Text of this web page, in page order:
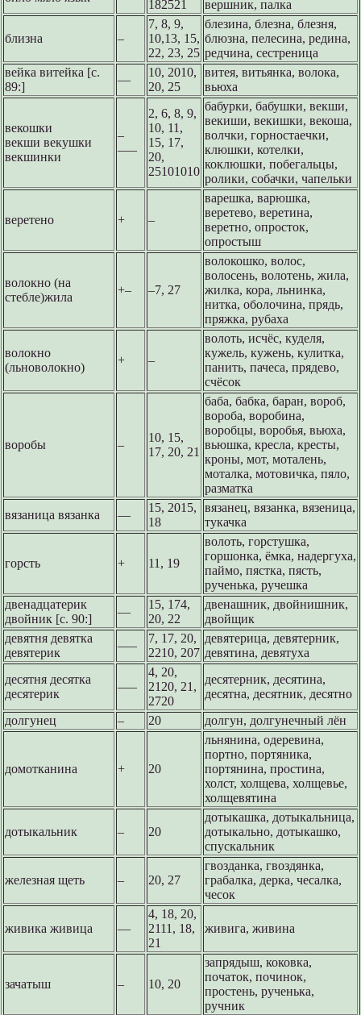
182521
вершник, палка
близна –
7, 8, 9,
10,13, 15,
22, 23, 25
блезина, блезна, блезня,
блюзна, пелесина, редина,
редчина, сестреница
вейка витейка [с.
89:]
––
10, 2010,
20, 25
витея, витьянка, волока,
вьюха
векошки
векши векушки
векшинки
–
–––
2, 6, 8, 9,
10, 11,
15, 17,
20,
25101010
бабурки, бабушки, векши,
векиши, векишки, векоша,
волчки, горностаечки,
клюшки, котелки,
коклюшки, побегальцы,
ролики, собачки, чапельки
веретено + –
варешка, варюшка,
веретево, веретина,
веретно, опросток,
опростыш
волокно (на
стебле)жила
+– –7, 27
волокошко, волос,
волосень, волотень, жила,
жилка, кора, льнинка,
нитка, оболочина, прядь,
пряжка, рубаха
волокно
(льноволокно)
+ –
волоть, исчёс, куделя,
кужель, кужень, кулитка,
панить, пачеса, прядево,
счёсок
воробы –
10, 15,
17, 20, 21
баба, бабка, баран, вороб,
вороба, воробина,
воробцы, воробья, вьюха,
вьюшка, кресла, кресты,
кроны, мот, моталень,
моталка, мотовичка, пяло,
разматка
вязаница вязанка
––
15, 2015,
18
вязанец, вязанка, вязеница,
тукачка
горсть + 11, 19
волоть, горстушка,
горшонка, ёмка, надергуха,
паймо, пястка, пясть,
рученька, ручешка
двенадцатерик
двойник [с. 90:]
––
15, 174,
20, 22
двенашник, двойнишник,
двойщик
девятня девятка
девятерик
–––
7, 17, 20,
2210, 207
девятерица, девятерник,
девятина, девятуха
десятня десятка
десятерик
–––
4, 20,
2120, 21,
2720
десятерник, десятина,
десятна, десятник, десятно
долгунец
– 20 долгун, долгунечный лён
домотканина + 20
льнянина, одеревина,
портно, портяника,
портянина, простина,
холст, холщева, холщевье,
холщевятина
дотыкальник – 20
дотыкашка, дотыкальница,
дотыкально, дотыкашко,
спускальник
железная щеть – 20, 27
гвозданка, гвоздянка,
грабалка, дерка, чесалка,
чесок
живика живица ––
4, 18, 20,
2111, 18,
21
живига, живина
зачатыш – 10, 20
запрядыш, коковка,
початок, починок,
простень, рученька,
ручник